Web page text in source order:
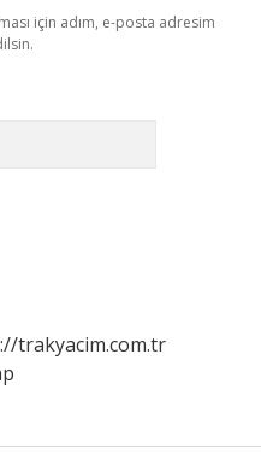
için adım, e-posta adresim
trakyacim.com.tr